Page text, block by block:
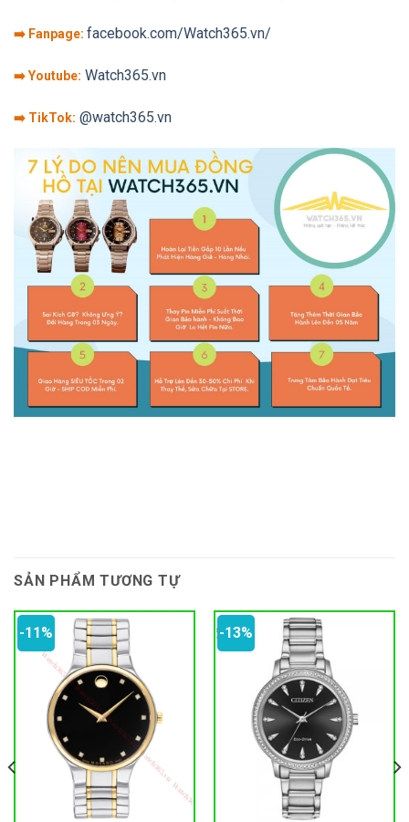
➡️ Fanpage: facebook.com/Watch365.vn/
➡️ Youtube: Watch365.vn
➡️ TikTok: @watch365.vn
SẢN PHẨM TƯƠNG TỰ
-11% -13%